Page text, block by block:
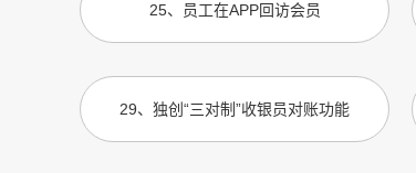
25、 员工在APP回访会员
29、 独创“三对制”收银员对账功能